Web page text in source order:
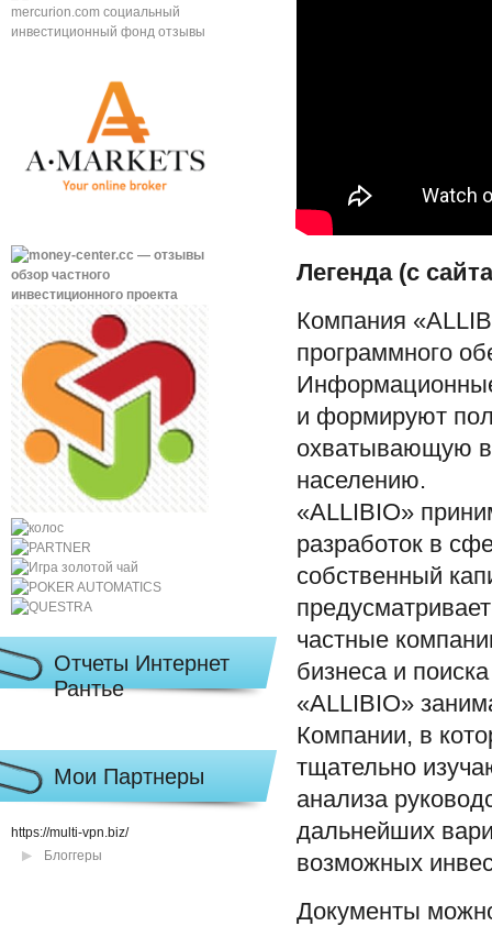
Отчеты Интернет
Рантье
Мои Партнеры
https://multi-vpn.biz/
Блоггеры
Легенда (с
Компания
программного
и формируют
охватывающую
населению.
«ALLIBIO»
разработок в
собственный
частные
бизнеса и
«ALLIBIO»
Компании, в
тщательно
анализа
дальнейших
возможных
Документы